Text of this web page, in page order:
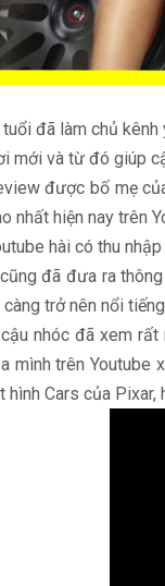
đã làm chủ
mới và từ đó giúp
được bố mẹ
nhất hiện nay trên
hài có thu
đã đưa ra
trở nên nổi tiếng
nhóc đã xem
mình trên
Cars của Pixar,